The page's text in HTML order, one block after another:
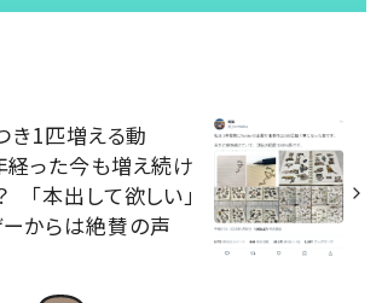
き1匹増える動
った今も増え続け
「本出して欲しい」
からは絶賛の声